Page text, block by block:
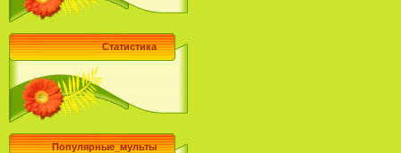
Статистика
Популярные_мульты